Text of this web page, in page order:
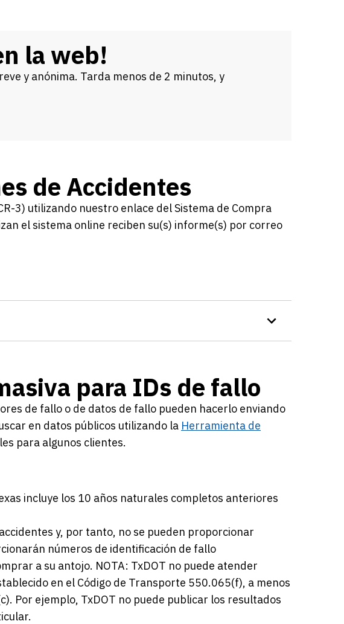
la web!
y anónima. Tarda menos de 2 minutos, y
de Accidentes
3) utilizando nuestro enlace del Sistema de Compra
el sistema online reciben su(s) informe(s) por correo
para IDs de fallo
de fallo o de datos de fallo pueden hacerlo enviando
en datos públicos utilizando la Herramienta de
para algunos clientes.
incluye los 10 años naturales completos anteriores
y, por tanto, no se pueden proporcionar
números de identificación de fallo
a su antojo. NOTA: TxDOT no puede atender
en el Código de Transporte 550.065(f), a menos
Por ejemplo, TxDOT no puede publicar los resultados